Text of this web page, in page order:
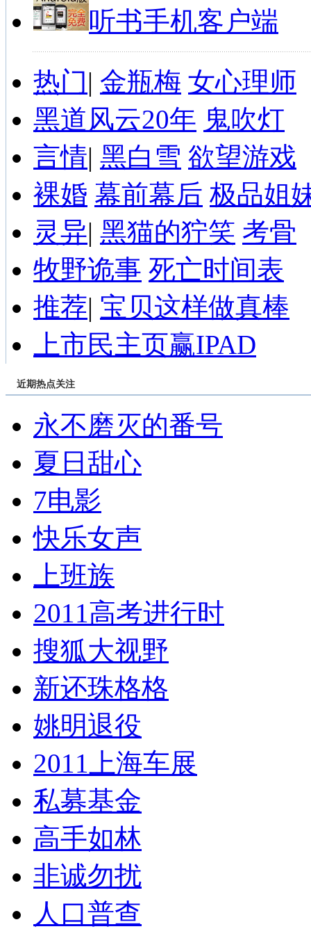
听书手机客户端
热门| 金瓶梅 女心理师
黑道风云20年 鬼吹灯
言情| 黑白雪 欲望游戏
裸婚 幕前幕后 极品姐
灵异| 黑猫的狞笑 考骨
牧野诡事 死亡时间表
推荐| 宝贝这样做真棒
上市民主页赢IPAD
近期热点关注
永不磨灭的番号
夏日甜心
7电影
快乐女声
上班族
2011高考进行时
搜狐大视野
新还珠格格
姚明退役
2011上海车展
私募基金
高手如林
非诚勿扰
人口普查